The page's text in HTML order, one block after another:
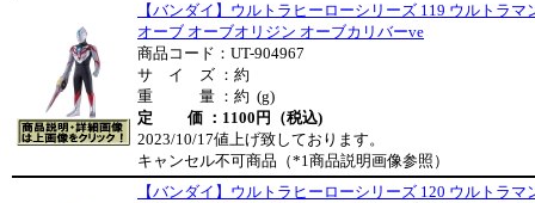
【バンダイ】ウルトラヒーローシリーズ 119 ウルトラマ
オーブ オーブオリジン オーブカリバーve
商品コード：UT-904967
サ イ ズ ：約
重 量 ：約 (g)
定 価 ：1100円（税込)
2023/10/17値上げ致しております。
キャンセル不可商品（*1商品説明画像参照）
【バンダイ】ウルトラヒーローシリーズ 120 ウルトラマ